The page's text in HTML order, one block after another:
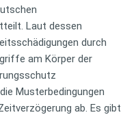
Laut dessen
durch
am Körper der
Musterbedingungen
ab. Es gibt